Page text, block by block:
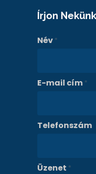
Írjon
Név *
E-mail cím *
Telefonszám
Üzenet *